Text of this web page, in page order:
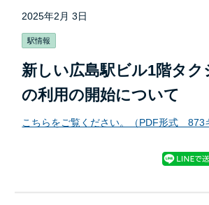
2025年2月 3日
駅情報
新しい広島駅ビル1階タク
の利用の開始について
こちらをご覧ください。（PDF形式 873